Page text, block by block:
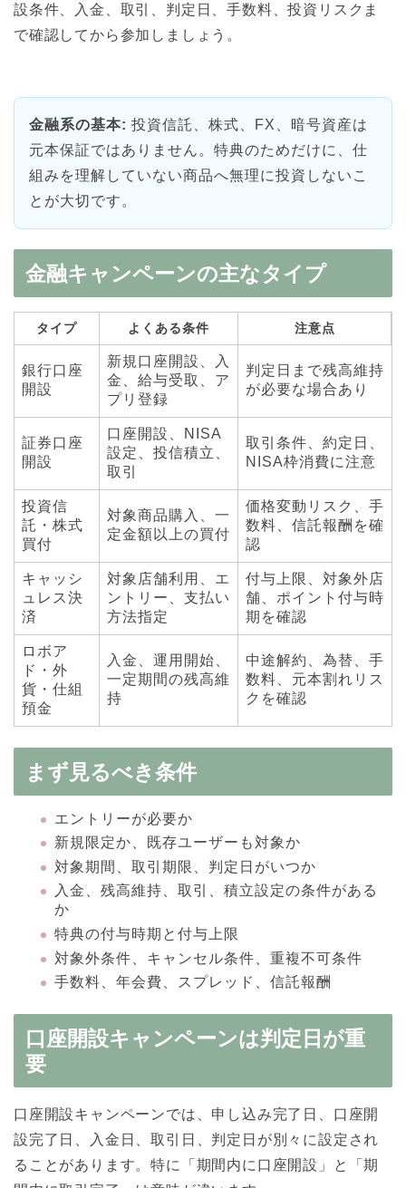
設条件、入金、取引、判定日、手数料、投資リスクま
で確認してから参加しましょう。
金融系の基本: 投資信託、株式、FX、暗号資産は
元本保証ではありません。特典のためだけに、仕
組みを理解していない商品へ無理に投資しないこ
とが大切です。
金融キャンペーンの主なタイプ
タイプ よくある条件 注意点
銀行口座
開設
新規口座開設、入
金、給与受取、ア
プリ登録
判定日まで残高維持
が必要な場合あり
証券口座
開設
口座開設、NISA
設定、投信積立、
取引
取引条件、約定日、
NISA枠消費に注意
投資信
託・株式
買付
対象商品購入、一
定金額以上の買付
価格変動リスク、手
数料、信託報酬を確
認
キャッシ
ュレス決
済
対象店舗利用、エ
ントリー、支払い
方法指定
付与上限、対象外店
舗、ポイント付与時
期を確認
ロボア
ド・外
貨・仕組
預金
入金、運用開始、
一定期間の残高維
持
中途解約、為替、手
数料、元本割れリス
クを確認
まず見るべき条件
エントリーが必要か
新規限定か、既存ユーザーも対象か
対象期間、取引期限、判定日がいつか
入金、残高維持、取引、積立設定の条件がある
か
特典の付与時期と付与上限
対象外条件、キャンセル条件、重複不可条件
手数料、年会費、スプレッド、信託報酬
口座開設キャンペーンは判定日が重
要
口座開設キャンペーンでは、申し込み完了日、口座開
設完了日、入金日、取引日、判定日が別々に設定され
ることがあります。特に「期間内に口座開設」と「期